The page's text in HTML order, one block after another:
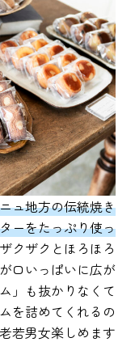
ュ地方の伝統焼き
ーをたっぷり使っ
クザクとほろほろ
口いっぱいに広が
」も抜かりなくて
を詰めてくれるの
若男女楽しめます